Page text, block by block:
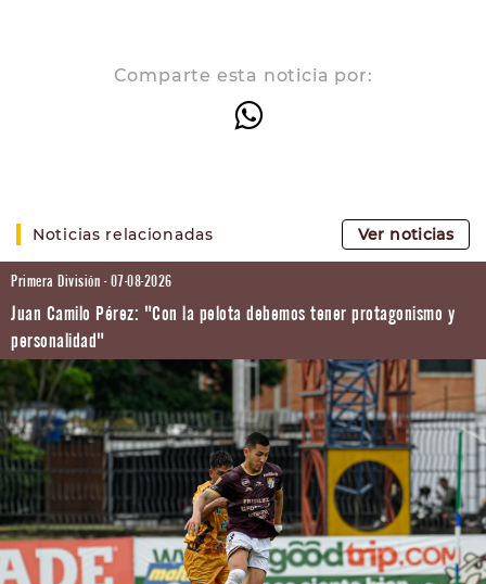
Comparte esta noticia por:
Noticias relacionadas Ver noticias
Primera División - 07-08-2026
Juan Camilo Pérez: "Con la pelota debemos tener protagonismo y
personalidad"